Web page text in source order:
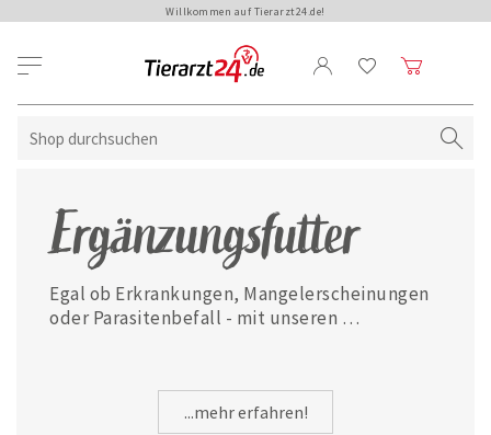
Willkommen auf Tierarzt24.de!
Ergänzungsfutter
Egal ob Erkrankungen, Mangelerscheinungen
oder Parasitenbefall - mit unseren
...mehr erfahren!